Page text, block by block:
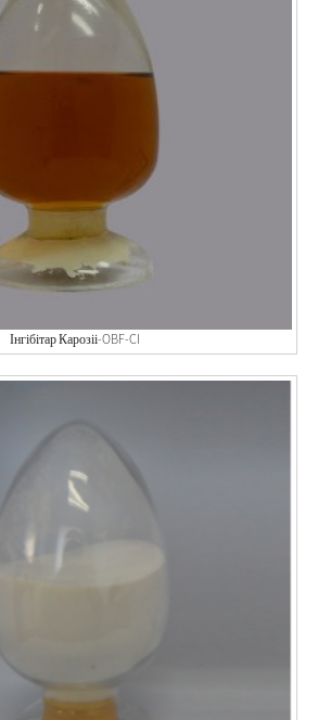
Інгібітар Карозіі-OBF-CI